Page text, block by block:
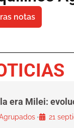
notas
era Milei:
• 21